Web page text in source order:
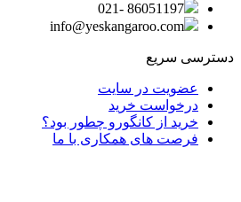
86051197 -021
info@yeskangaroo.com
دسترسی سریع
عضویت در سایت
درخواست خرید
خرید از کانگورو چطور بود؟
فرصت های همکاری با ما